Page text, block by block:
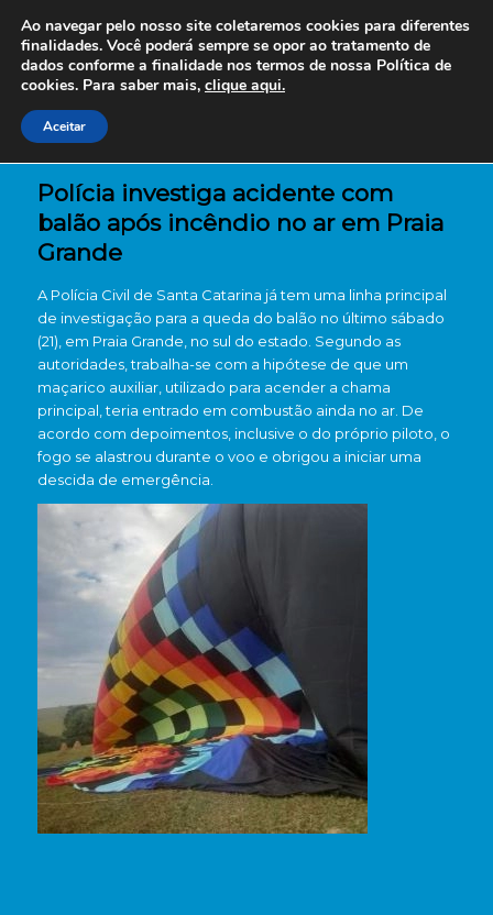
Polícia investiga acidente com
balão após incêndio no ar em Praia
Grande
A Polícia Civil de Santa Catarina já tem uma linha principal
de investigação para a queda do balão no último sábado
(21), em Praia Grande, no sul do estado. Segundo as
autoridades, trabalha-se com a hipótese de que um
maçarico auxiliar, utilizado para acender a chama
principal, teria entrado em combustão ainda no ar. De
acordo com depoimentos, inclusive o do próprio piloto, o
fogo se alastrou durante o voo e obrigou a iniciar uma
descida de emergência.
Ao navegar pelo nosso site coletaremos cookies para diferentes
finalidades. Você poderá sempre se opor ao tratamento de
dados conforme a finalidade nos termos de nossa Política de
cookies. Para saber mais, clique aqui.
Aceitar